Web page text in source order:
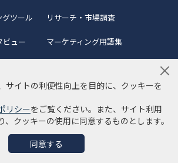
グツール リサーチ・市場調査
ビュー マーケティング用語集
いて 編集ポリシー
サイトマップ
用規約
個人情報保護方針
2022 SYNCAD .All Rights Reserved.
サイトの利便性向上を目的に、クッキーを
リシーをご覧ください。また、サイト利用
、クッキーの使用に同意するものとします。
同意する